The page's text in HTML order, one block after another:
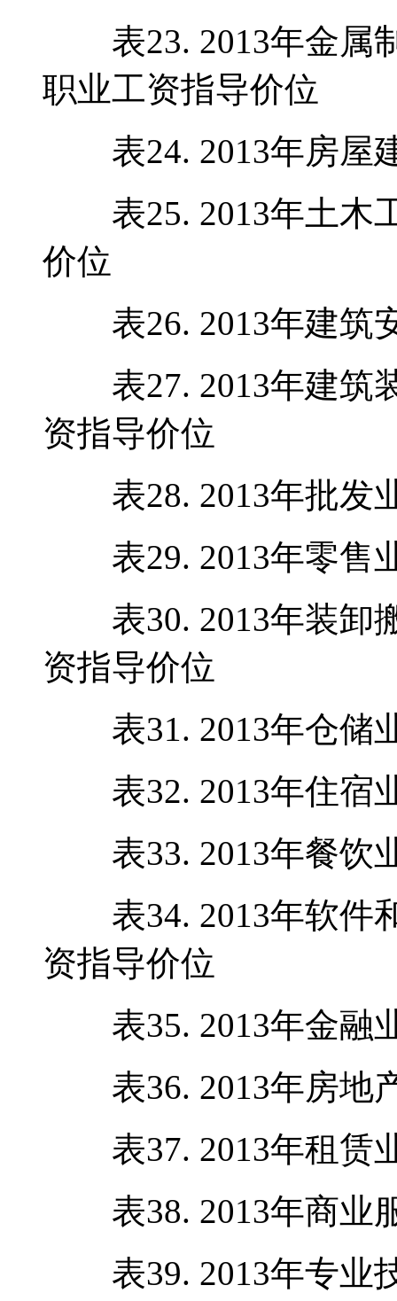
表23. 2013年金属
职业工资指导价位
表24. 2013年房屋
表25. 2013年土木
价位
表26. 2013年建筑
表27. 2013年建筑
资指导价位
表28. 2013年批发
表29. 2013年零售
表30. 2013年装卸
资指导价位
表31. 2013年仓储
表32. 2013年住宿
表33. 2013年餐饮
表34. 2013年软件
资指导价位
表35. 2013年金融
表36. 2013年房地
表37. 2013年租赁
表38. 2013年商业
表39. 2013年专业